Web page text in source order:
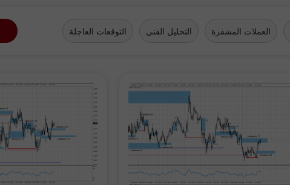
العملات المشفرة التحليل الفني التوقعات العاجلة